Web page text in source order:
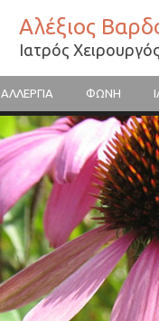
Αλέξιος
Ιατρός
ΑΛΛΕΡΓΙΑ ΦΩΝΗ